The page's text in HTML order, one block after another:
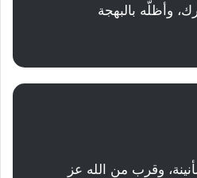
وأظلّه بالبهجة
وقرب من الله عز